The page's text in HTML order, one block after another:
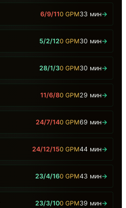
6/9/110 GPM33 мин→
5/2/120 GPM30 мин→
28/1/30 GPM30 мин→
11/6/80 GPM29 мин→
24/7/140 GPM69 мин→
24/12/150 GPM44 мин→
23/4/160 GPM43 мин→
23/3/100 GPM39 мин→